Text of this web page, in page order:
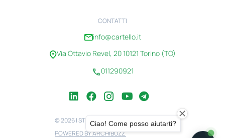
CONTATTI
info@cartello.it
Via Ottavio Revel, 20 10121 Torino (TO)
011290921
© 2026 | STUDIO CARTELLO | 08100750010
POWERED BY ARCHIBUZZ